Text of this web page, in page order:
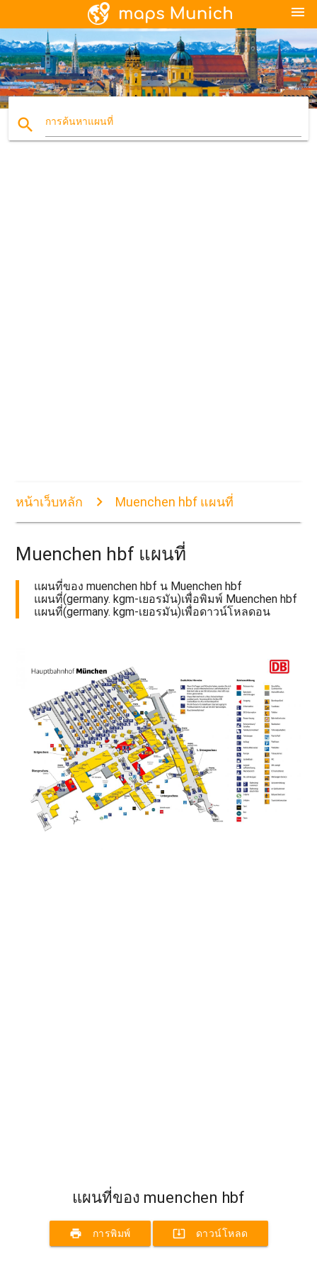
menu
search การค้นหาแผนที่
หน้าเว็บหลัก Muenchen hbf แผนที่
Muenchen hbf แผนที่
แผนที่ของ muenchen hbf น Muenchen hbf
แผนที่(germany. kgm-เยอรมัน)เพื่อพิมพ์ Muenchen hbf
แผนที่(germany. kgm-เยอรมัน)เพื่อดาวน์โหลดอน
แผนที่ของ muenchen hbf
print การพิมพ์ system_update_alt ดาวน์โหลด